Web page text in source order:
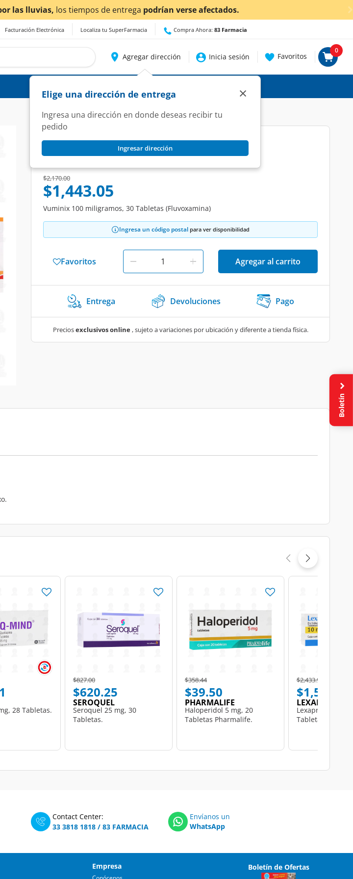
¡Ahora también
Facturación Electrónica Localiza tu SuperFarmacia Compra Ahora: 83 Farmacia
Agregar dirección
Elige una dirección de entrega
Ingresa una dirección en donde deseas recibir tu
pedido
Ingresar dirección
×
Inicia sesión Favoritos
0
VUMINIX
Vuminix 100 mg, 30 Tabletas.
Price reduced from
$2,170.00to
$1,443.05
Vuminix 100 miligramos, 30 Tabletas (Fluvoxamina)
Ingresa un código postal para ver disponibilidad
Favoritos Agregar al carrito
Entrega Devoluciones Pago
Preciosexclusivos online, sujeto a variaciones por ubicación y diferente a tienda física.
28 Tabletas.
Price reduced from
$827.00to
$620.25
SEROQUEL
Seroquel 25 mg, 30
Tabletas.
Price reduced from
$358.44to
$39.50
PHARMALIFE
Haloperidol 5 mg, 20
Tabletas Pharmalife.
Price reduced from
$2,433.97
$1,594.25
LEXAPRO
Lexapro 10 mg,
Tabletas.
Contact Center:
33 3818 1818 / 83 FARMACIA
Envíanos un
WhatsApp
Empresa Boletín de Ofertas
Boletín